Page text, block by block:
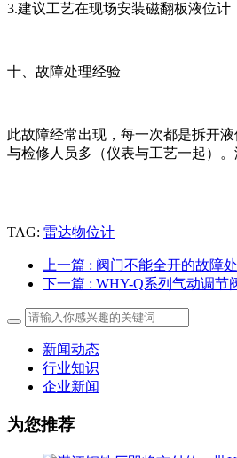
3.建议工艺在现场安装磁翻板液位计
十、故障处理经验
此故障经常出现，每一次都是拆开
与检修人员多（仪表与工艺一起）
TAG: 雷达物位计
上一篇 : 阀门不能全开的故障
下一篇 : WHY-Q系列气动调节
新闻动态
行业知识
企业新闻
为您推荐